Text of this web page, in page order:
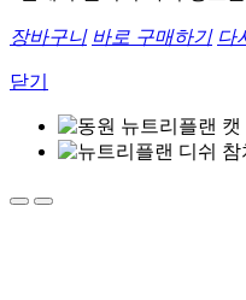
장바구니 바로 구매하기 다
닫기